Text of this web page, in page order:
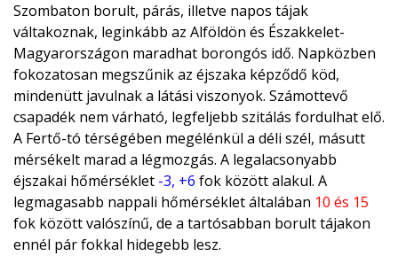
Szombaton borult, párás, illetve napos tájak
váltakoznak, leginkább az Alföldön és Északkelet-
Magyarországon maradhat borongós idő. Napközben
fokozatosan megszűnik az éjszaka képződő köd,
mindenütt javulnak a látási viszonyok. Számottevő
csapadék nem várható, legfeljebb szitálás fordulhat elő.
A Fertő-tó térségében megélénkül a déli szél, másutt
mérsékelt marad a légmozgás. A legalacsonyabb
éjszakai hőmérséklet -3, +6 fok között alakul. A
legmagasabb nappali hőmérséklet általában 10 és 15
fok között valószínű, de a tartósabban borult tájakon
ennél pár fokkal hidegebb lesz.